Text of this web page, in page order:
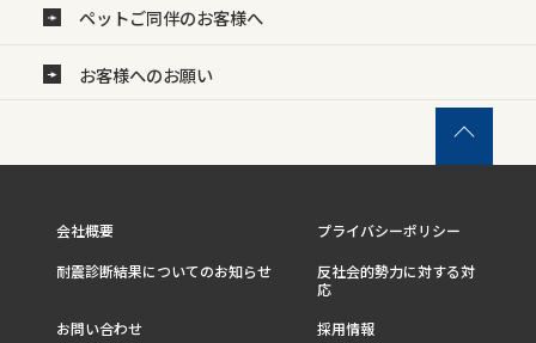
ペットご同伴のお客様へ
お客様へのお願い
会社概要
プライバシーポリシー
耐震診断結果についてのお知らせ
反社会的勢力に対する対
応
お問い合わせ
採用情報